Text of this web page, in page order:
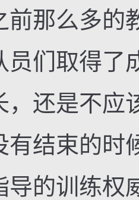
前那么多的
员们取得了
，还是不应
有结束的时
导的训练权